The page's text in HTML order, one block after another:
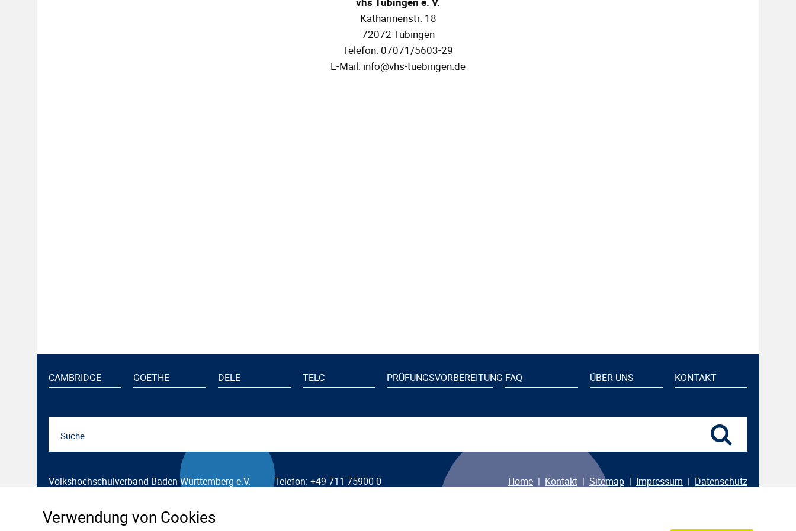
Katharinenstr. 18
72072 Tübingen
Telefon: 07071/5603-29
E-Mail: info@vhs-tuebingen.de
CAMBRIDGE GOETHE DELE TELC PRÜFUNGSVORBEREITUNG FAQ ÜBER UNS KONTAKT
Volkshochschulverband Baden-Württemberg e.V.
Telefon: +49 711 75900-0
Home Kontakt Sitemap Impressum Datenschutz
Verwendung von Cookies